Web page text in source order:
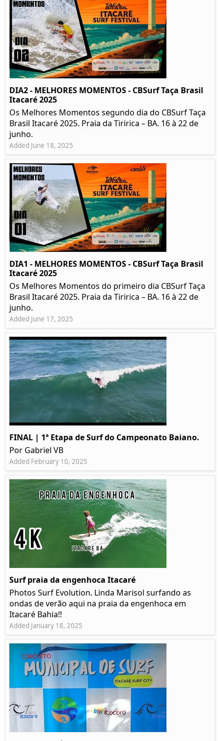
DIA2 - MELHORES MOMENTOS - CBSurf Taça Brasil
Itacaré 2025
Os Melhores Momentos segundo dia do CBSurf Taça
Brasil Itacaré 2025. Praia da Tiririca – BA. 16 à 22 de
junho.
Added June 18, 2025
DIA1 - MELHORES MOMENTOS - CBSurf Taça Brasil
Itacaré 2025
Os Melhores Momentos do primeiro dia CBSurf Taça
Brasil Itacaré 2025. Praia da Tiririca – BA. 16 à 22 de
junho.
Added June 17, 2025
FINAL | 1ª Etapa de Surf do Campeonato Baiano.
Por Gabriel VB
Added February 10, 2025
Surf praia da engenhoca Itacaré
Photos Surf Evolution. Linda Marisol surfando as
ondas de verão aqui na praia da engenhoca em
Itacaré Bahia!!
Added January 18, 2025